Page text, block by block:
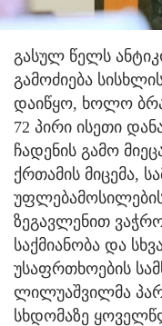
გასულ წელს
გამოძიება
დაიწყო, ხოლო
72 პირი ისეთი
ჩადენის გამო
ქრთამის მიცემა,
ზეგავლენით
საქმიანობა და
უსაფრთხოების
ლილუაშვილმა
სხდომაზე